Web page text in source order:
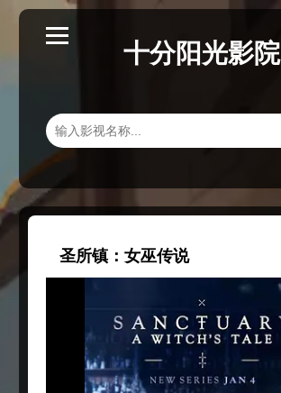
十分阳光影院
圣所镇：女巫传说